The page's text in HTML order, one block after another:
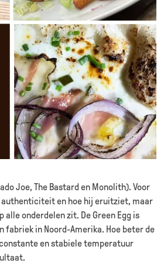
Joe, The Bastard en Monolith). Voor
authenticiteit en hoe hij eruitziet, maar
onderdelen zit. De Green Egg is
fabriek in Noord-Amerika. Hoe beter de
en stabiele temperatuur